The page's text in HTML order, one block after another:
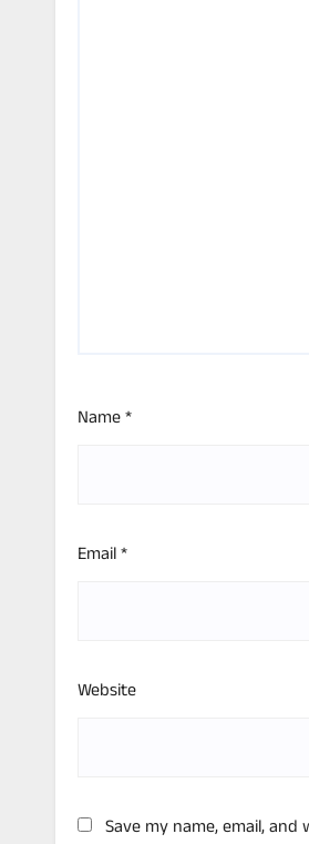
Name*
Email*
Website
Save my name, email,